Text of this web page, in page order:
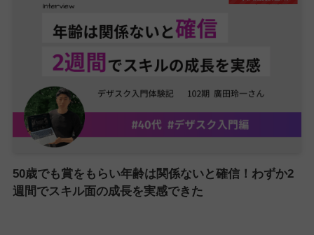
50歳でも賞をもらい年齢は関係ないと確信！わずか2
週間でスキル面の成長を実感できた